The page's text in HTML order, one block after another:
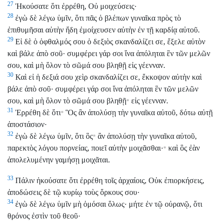
27 Ἠκούσατε ὅτι ἐρρέθη, Οὐ μοιχεύσεις·
28 ἐγὼ δὲ λέγω ὑμῖν, ὅτι πᾶς ὁ βλέπων γυναῖκα πρὸς τὸ
ἐπιθυμῆσαι αὐτὴν ἤδη ἐμοίχευσεν αὐτὴν ἐν τῇ καρδίᾳ αὐτοῦ.
29 Εἰ δὲ ὁ ὀφθαλμός σου ὁ δεξιὸς σκανδαλίζει σε, ἔξελε αὐτὸν
καὶ βάλε ἀπὸ σοῦ· συμφέρει γάρ σοι ἵνα ἀπόληται ἓν τῶν μελῶν
σου, καὶ μὴ ὅλον τὸ σῶμά σου βληθῇ εἰς γέενναν.
30 Καὶ εἰ ἡ δεξιά σου χεὶρ σκανδαλίζει σε, ἔκκοψον αὐτὴν καὶ
βάλε ἀπὸ σοῦ· συμφέρει γάρ σοι ἵνα ἀπόληται ἓν τῶν μελῶν
σου, καὶ μὴ ὅλον τὸ σῶμά σου βληθῇ* εἰς γέενναν.
31 Ἐρρέθη δὲ ὅτι* Ὃς ἂν ἀπολύσῃ τὴν γυναῖκα αὐτοῦ, δότω αὐτῇ
ἀποστάσιον·
32 ἐγὼ δὲ λέγω ὑμῖν, ὅτι ὃς* ἂν ἀπολύσῃ τὴν γυναῖκα αὐτοῦ,
παρεκτὸς λόγου πορνείας, ποιεῖ αὐτὴν μοιχᾶσθαι·* καὶ ὃς ἐὰν
ἀπολελυμένην γαμήσῃ μοιχᾶται.
33 Πάλιν ἠκούσατε ὅτι ἐρρέθη τοῖς ἀρχαίοις, Οὐκ ἐπιορκήσεις,
ἀποδώσεις δὲ τῷ κυρίῳ τοὺς ὅρκους σου·
34 ἐγὼ δὲ λέγω ὑμῖν μὴ ὀμόσαι ὅλως· μήτε ἐν τῷ οὐρανῷ, ὅτι
θρόνος ἐστὶν τοῦ θεοῦ·